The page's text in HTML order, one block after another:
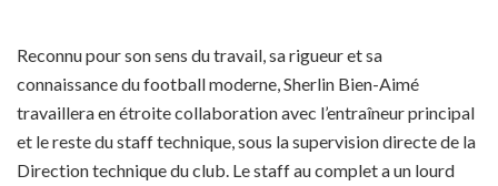
Reconnu pour son sens du travail, sa rigueur et sa
connaissance du football moderne, Sherlin Bien-Aimé
travaillera en étroite collaboration avec l’entraîneur principal
et le reste du staff technique, sous la supervision directe de la
Direction technique du club. Le staff au complet a un lourd